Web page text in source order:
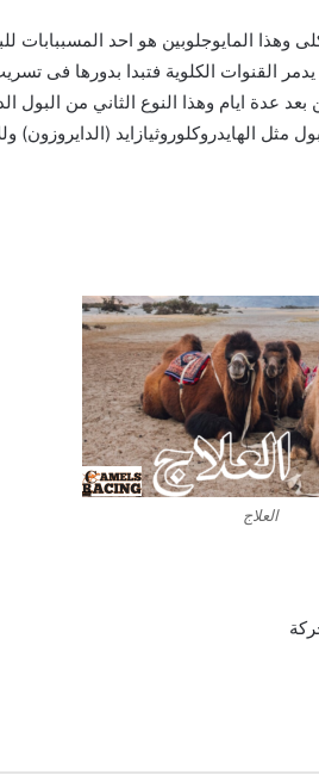
وهذا المايوجلوبين هو احد المسببابات
القنوات الكلوية فتبدا بدورها فى
بعد عدة ايام وهذا النوع الثاني من البول
مثل الهايدروكلوروثيازايد
العلاج